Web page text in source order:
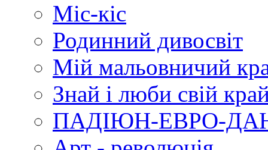
Міс-кіс
Родинний дивосвіт
Мій мальовничий
Знай і люби свій
ПАДІЮН-ЕВРО-